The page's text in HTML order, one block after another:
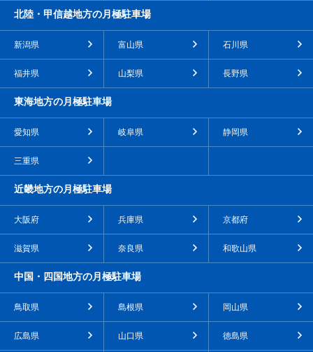
北陸・甲信越地方の月極駐車場
新潟県 富山県 石川県
福井県 山梨県 長野県
東海地方の月極駐車場
愛知県 岐阜県 静岡県
三重県
近畿地方の月極駐車場
大阪府 兵庫県 京都府
滋賀県 奈良県 和歌山県
中国・四国地方の月極駐車場
鳥取県 島根県 岡山県
広島県 山口県 徳島県